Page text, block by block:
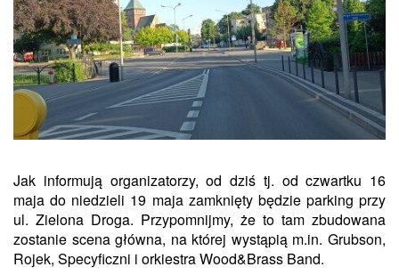
Jak informują organizatorzy, od dziś tj. od czwartku 16
maja do niedzieli 19 maja zamknięty będzie parking przy
ul. Zielona Droga. Przypomnijmy, że to tam zbudowana
zostanie scena główna, na której wystąpią m.in. Grubson,
Rojek, Specyficzni i orkiestra Wood&Brass Band.